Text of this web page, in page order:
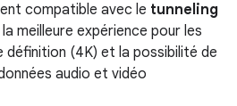
compatible avec le tunneling
meilleure expérience pour les
définition (4K) et la possibilité de
audio et vidéo